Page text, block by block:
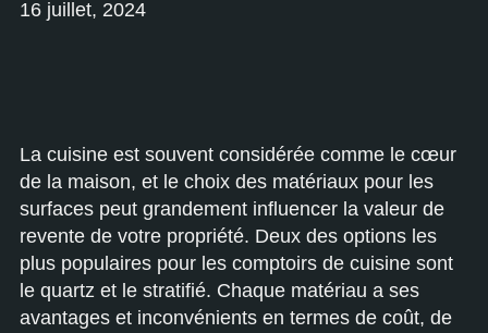
16 juillet, 2024
La cuisine est souvent considérée comme le cœur
de la maison, et le choix des matériaux pour les
surfaces peut grandement influencer la valeur de
revente de votre propriété. Deux des options les
plus populaires pour les comptoirs de cuisine sont
le quartz et le stratifié. Chaque matériau a ses
avantages et inconvénients en termes de coût, de